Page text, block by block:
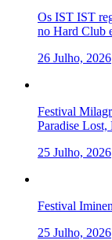
Os IST IST
no Hard Club
26 Julho, 2026
Festival
Paradise
25 Julho, 2026
Festival
25 Julho, 2026